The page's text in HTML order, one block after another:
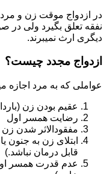
در ازدواج موقت زن و مرد
نفقه تعلق بگیرد ولی در
دیگری ارث نمیبرند.
ازدواج مجدد چیست؟
عواملی که به مرد اجازه
عقیم بودن زن
رضایت همسر اول
مفقودالاثر شدن
ابتلای زن به جنون
قابل درمان نباشد.)
عدم قدرت همسر